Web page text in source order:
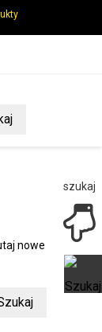
nowe
szukaj